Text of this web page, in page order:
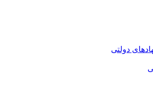
دولتی